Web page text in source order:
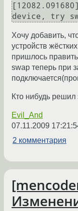
Хочу добавить,
устройств
пришлось
swap теперь при
Кто нибудь решил
Evil_And
07.11.2009
2 комментария